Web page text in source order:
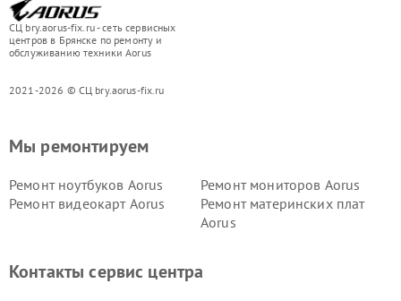
СЦ bry.aorus-fix.ru - сеть сервисных
центров в Брянске по ремонту и
обслуживанию техники Aorus
2021-2026 © СЦ bry.aorus-fix.ru
Мы ремонтируем
Ремонт ноутбуков Aorus
Ремонт мониторов Aorus
Ремонт видеокарт Aorus
Ремонт материнских плат
Aorus
Контакты сервис центра